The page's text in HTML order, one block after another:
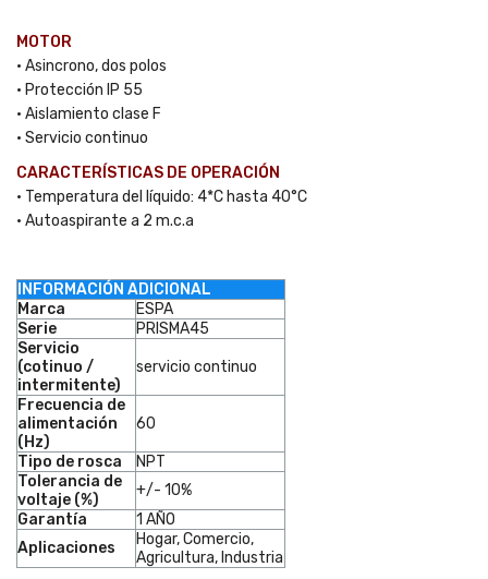
MOTOR
• Asincrono, dos polos
• Protección IP 55
• Aislamiento clase F
• Servicio continuo
CARACTERÍSTICAS DE OPERACIÓN
• Temperatura del líquido: 4*C hasta 40°C
• Autoaspirante a 2 m.c.a
INFORMACIÓN ADICIONAL
Marca
ESPA
Serie
PRISMA45
Servicio
(cotinuo /
intermitente)
servicio continuo
Frecuencia de
alimentación
(Hz)
60
Tipo de rosca
NPT
Tolerancia de
voltaje (%)
+/- 10%
Garantía
1 AÑO
Aplicaciones
Hogar, Comercio,
Agricultura, Industria